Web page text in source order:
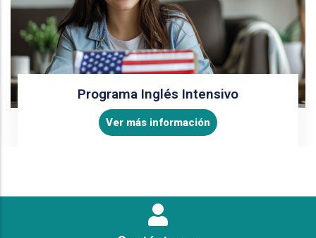
Programa Inglés Intensivo
Ver más información